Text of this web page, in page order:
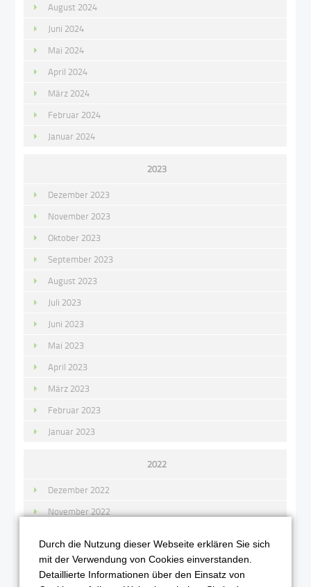
August 2024
Juni 2024
Mai 2024
April 2024
März 2024
Februar 2024
Januar 2024
2023
Dezember 2023
November 2023
Oktober 2023
September 2023
August 2023
Juli 2023
Juni 2023
Mai 2023
April 2023
März 2023
Februar 2023
Januar 2023
2022
Dezember 2022
November 2022
September 2022
August 2022
Durch die Nutzung dieser Webseite erklären Sie sich
mit der Verwendung von Cookies einverstanden.
Detaillierte Informationen über den Einsatz von